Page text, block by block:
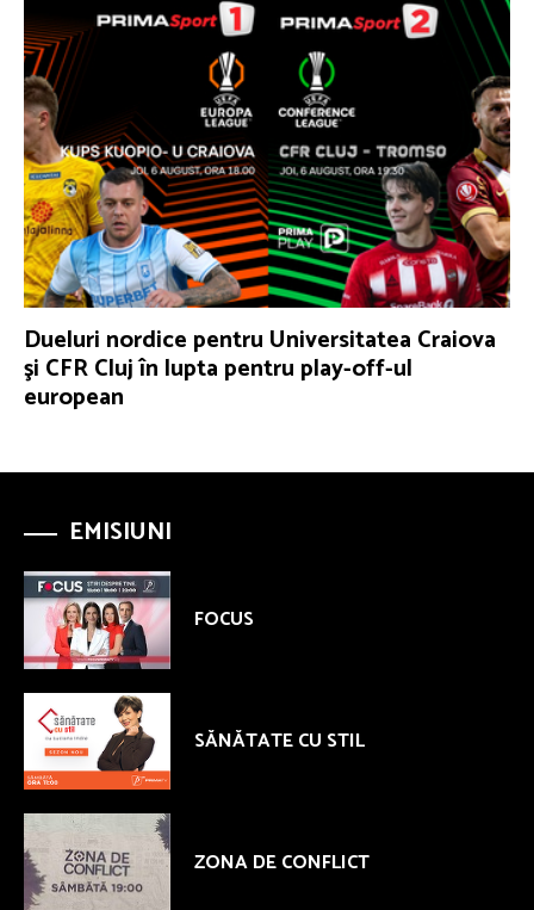
Dueluri nordice pentru Universitatea Craiova
şi CFR Cluj în lupta pentru play-off-ul
european
EMISIUNI
FOCUS
SĂNĂTATE CU STIL
ZONA DE CONFLICT